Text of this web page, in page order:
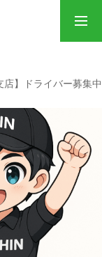
店】ドライバー募集